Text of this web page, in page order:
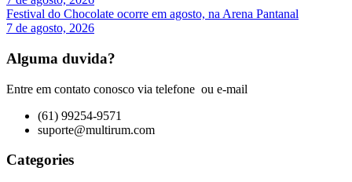
Festival do Chocolate ocorre em agosto, na Arena Pantanal
7 de agosto, 2026
Alguma duvida?
Entre em contato conosco via telefone ou e-mail
(61) 99254-9571
suporte@multirum.com
Categories